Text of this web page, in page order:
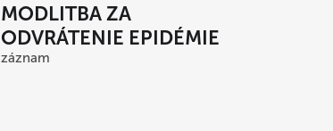
MODLITBA ZA
ODVRÁTENIE EPIDÉMIE
záznam